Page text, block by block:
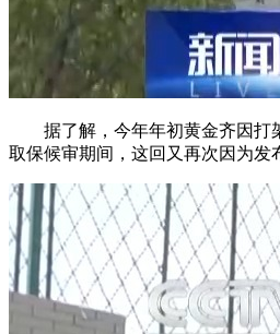
据了解，今年年初黄金齐因打
取保候审期间，这回又再次因为发